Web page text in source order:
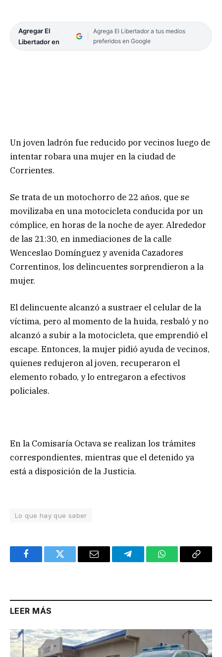
Agregar El
Libertador en
Agrega El Libertador a tus medios
preferidos en Google
Un joven ladrón fue reducido por vecinos luego de
intentar robara una mujer en la ciudad de
Corrientes.
Se trata de un motochorro de 22 años, que se
movilizaba en una motocicleta conducida por un
cómplice, en horas de la noche de ayer. Alrededor
de las 21:30, en inmediaciones de la calle
Wenceslao Domínguez y avenida Cazadores
Correntinos, los delincuentes sorprendieron a la
mujer.
El delincuente alcanzó a sustraer el celular de la
víctima, pero al momento de la huida, resbaló y no
alcanzó a subir a la motocicleta, que emprendió el
escape. Entonces, la mujer pidió ayuda de vecinos,
quienes redujeron al joven, recuperaron el
elemento robado, y lo entregaron a efectivos
policiales.
En la Comisaría Octava se realizan los trámites
correspondientes, mientras que el detenido ya
está a disposición de la Justicia.
Lo que hay que saber
FacebookTwitter Email TelegramWhatsAppCopy
LEER MÁS